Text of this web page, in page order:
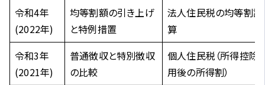
令和4年
(2022年)
均等割額の引き上げ
と特例措置
法人住民税の均等割計
算
令和3年
(2021年)
普通徴収と特別徴収
の比較
個人住民税（所得控除
用後の所得割）